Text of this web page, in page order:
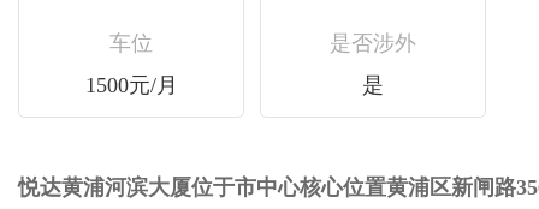
车位
1500元/月
是否涉外
是
悦达黄浦河滨大厦位于市中心核心位置黄浦区新闸路